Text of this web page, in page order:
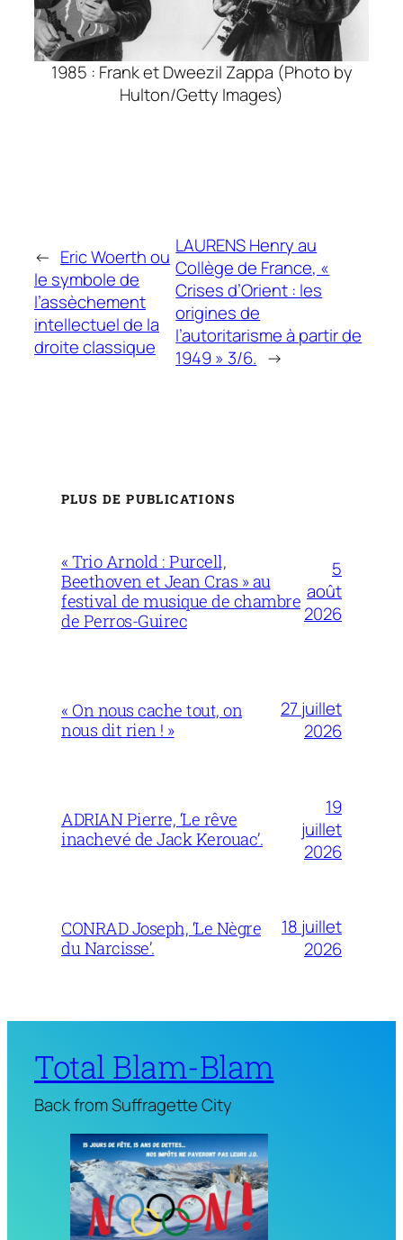
1985 : Frank et Dweezil Zappa (Photo by
Hulton/Getty Images)
← Eric Woerth ou
le symbole de
l’assèchement
intellectuel de la
droite classique
LAURENS Henry au
Collège de France, «
Crises d’Orient : les
origines de
l’autoritarisme à partir de
1949 » 3/6. →
PLUS DE PUBLICATIONS
« Trio Arnold : Purcell,
Beethoven et Jean Cras » au
festival de musique de chambre
de Perros-Guirec
5
août
2026
« On nous cache tout, on
nous dit rien ! »
27 juillet
2026
ADRIAN Pierre, ‘Le rêve
inachevé de Jack Kerouac’.
19
juillet
2026
CONRAD Joseph, ‘Le Nègre
du Narcisse’.
18 juillet
2026
Total Blam-Blam
Back from Suffragette City